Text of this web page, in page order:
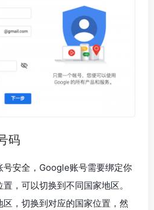
码
号安全，Google账号需要绑定你
，可以切换到不同国家地区。
，切换到对应的国家位置，然